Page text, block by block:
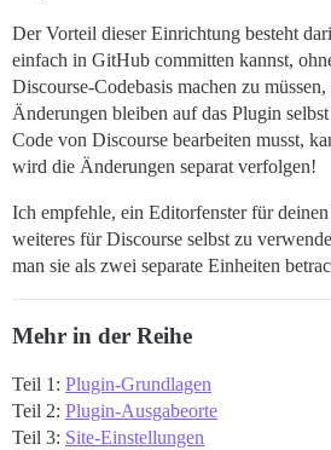
Der Vorteil dieser Einrichtung besteht
einfach in GitHub committen kannst,
Discourse-Codebasis machen zu
Änderungen bleiben auf das Plugin
Code von Discourse bearbeiten musst,
wird die Änderungen separat verfolgen!
Ich empfehle, ein Editorfenster für
weiteres für Discourse selbst zu
man sie als zwei separate Einheiten
Mehr in der Reihe
Teil 1: Plugin-Grundlagen
Teil 2: Plugin-Ausgabeorte
Teil 3: Site-Einstellungen